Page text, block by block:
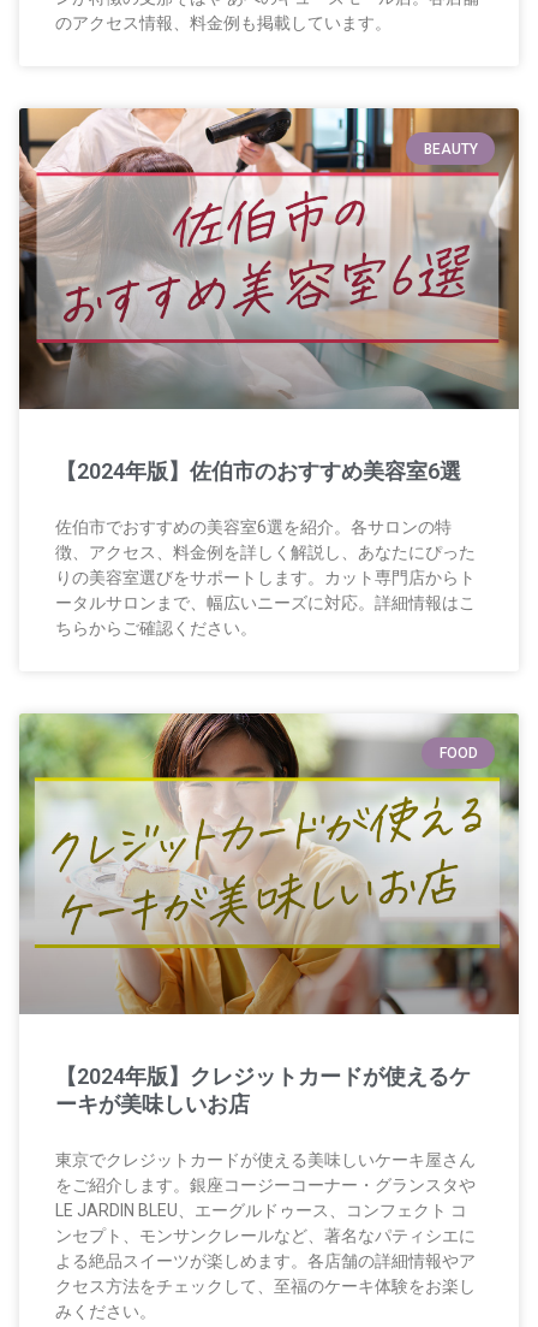
のアクセス情報、料金例も掲載しています。
BEAUTY
【2024年版】佐伯市のおすすめ美容室6選
佐伯市でおすすめの美容室6選を紹介。各サロンの特
徴、アクセス、料金例を詳しく解説し、あなたにぴった
りの美容室選びをサポートします。カット専門店からト
ータルサロンまで、幅広いニーズに対応。詳細情報はこ
ちらからご確認ください。
FOOD
【2024年版】クレジットカードが使えるケ
ーキが美味しいお店
東京でクレジットカードが使える美味しいケーキ屋さん
をご紹介します。銀座コージーコーナー・グランスタや
LE JARDIN BLEU、エーグルドゥース、コンフェクト コ
ンセプト、モンサンクレールなど、著名なパティシエに
よる絶品スイーツが楽しめます。各店舗の詳細情報やア
クセス方法をチェックして、至福のケーキ体験をお楽し
みください。